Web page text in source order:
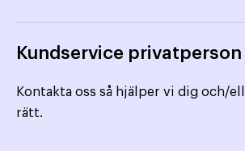
Kundservice privatperson
Kontakta oss så hjälper vi dig och/
rätt.